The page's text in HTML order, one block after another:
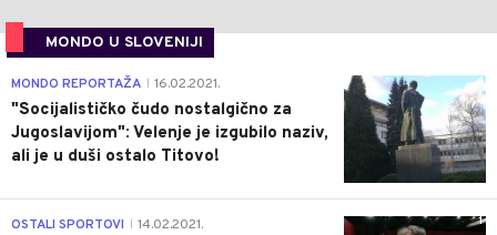
MONDO U SLOVENIJI
4
MONDO REPORTAŽA 16.02.2021.
"Socijalističko čudo nostalgično za
Jugoslavijom": Velenje je izgubilo naziv,
ali je u duši ostalo Titovo!
1
OSTALI SPORTOVI 14.02.2021.